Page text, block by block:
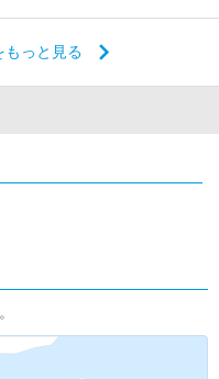
っと見る